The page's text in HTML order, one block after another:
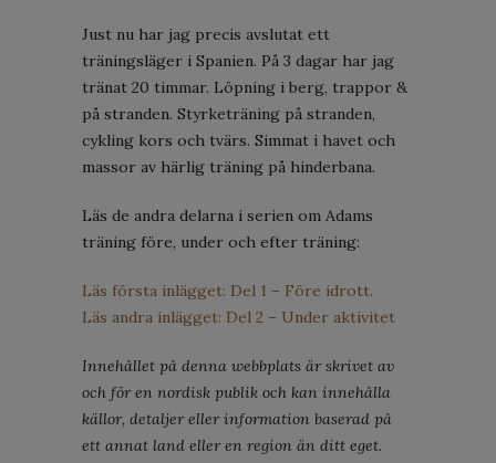
Just nu har jag precis avslutat ett
träningsläger i Spanien. På 3 dagar har jag
tränat 20 timmar. Löpning i berg, trappor &
på stranden. Styrketräning på stranden,
cykling kors och tvärs. Simmat i havet och
massor av härlig träning på hinderbana.
Läs de andra delarna i serien om Adams
träning före, under och efter träning:
Läs första inlägget: Del 1 – Före idrott.
Läs andra inlägget: Del 2 – Under aktivitet
Innehållet på denna webbplats är skrivet av
och för en nordisk publik och kan innehålla
källor, detaljer eller information baserad på
ett annat land eller en region än ditt eget.